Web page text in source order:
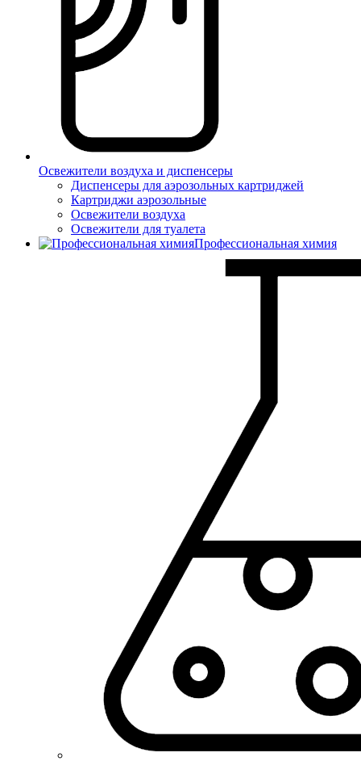
Освежители воздуха и диспенсеры
Диспенсеры для аэрозольных картриджей
Картриджи аэрозольные
Освежители воздуха
Освежители для туалета
Профессиональная химия